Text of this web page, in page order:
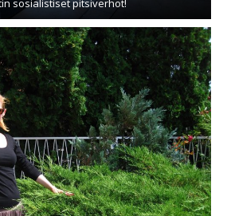
sosialistiset pitsiverhot!